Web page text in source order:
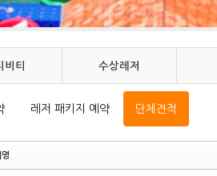
비티 수상레저
레저 패키지 예약 단체견적